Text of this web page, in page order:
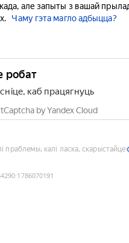
але запыты з вашай
Чаму гэта магло адбыцца?
робат
каб працягнуць
by Yandex Cloud
праблемы, калі ласка, скарыстайце
:1786070191